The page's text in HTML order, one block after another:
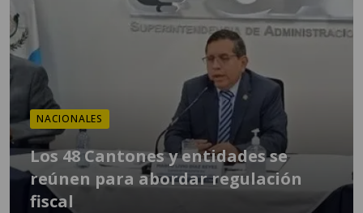
NACIONALES
Los 48 Cantones y entidades se
reúnen para abordar regulación
fiscal